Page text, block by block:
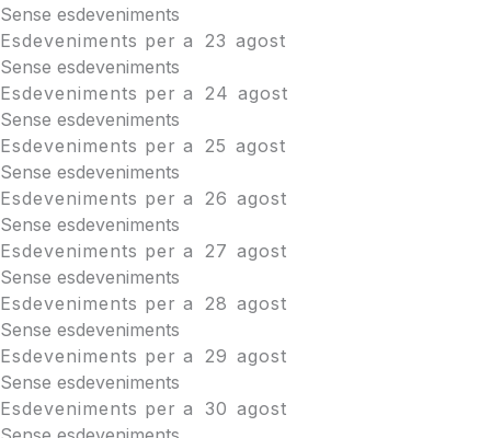
Sense esdeveniments
Esdeveniments per a
23 agost
Sense esdeveniments
Esdeveniments per a
24 agost
Sense esdeveniments
Esdeveniments per a
25 agost
Sense esdeveniments
Esdeveniments per a
26 agost
Sense esdeveniments
Esdeveniments per a
27 agost
Sense esdeveniments
Esdeveniments per a
28 agost
Sense esdeveniments
Esdeveniments per a
29 agost
Sense esdeveniments
Esdeveniments per a 30 agost